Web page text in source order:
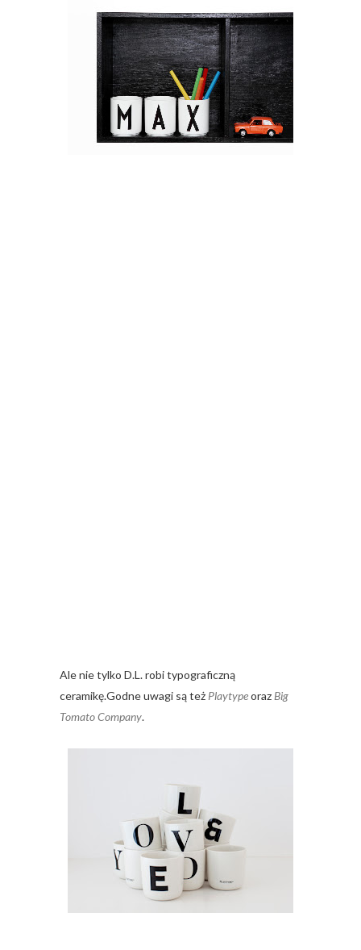
Ale nie tylko D.L. robi typograficzną
ceramikę.Godne uwagi są też Playtypeoraz Big
Tomato Company.